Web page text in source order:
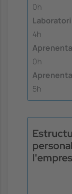
0h
Laboratori
4h
0h
5h